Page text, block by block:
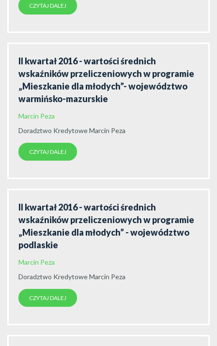
CZYTAJ DALEJ
II kwartał 2016 - wartości średnich
wskaźników przeliczeniowych w programie
„Mieszkanie dla młodych”- województwo
warmińsko-mazurskie
Marcin Peza
Doradztwo Kredytowe Marcin Peza
CZYTAJ DALEJ
II kwartał 2016 - wartości średnich
wskaźników przeliczeniowych w programie
„Mieszkanie dla młodych” - województwo
podlaskie
Marcin Peza
Doradztwo Kredytowe Marcin Peza
CZYTAJ DALEJ